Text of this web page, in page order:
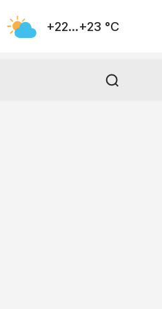
+22...+23 °С